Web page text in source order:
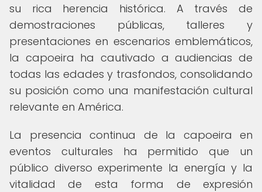
su rica herencia histórica. A través de
demostraciones públicas, talleres y
presentaciones en escenarios emblemáticos,
la capoeira ha cautivado a audiencias de
todas las edades y trasfondos, consolidando
su posición como una manifestación cultural
relevante en América.
La presencia continua de la capoeira en
eventos culturales ha permitido que un
público diverso experimente la energía y la
vitalidad de esta forma de expresión